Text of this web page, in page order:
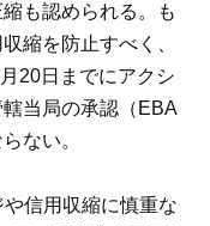
も認められる。も
縮を防止すべく、
20日までにアクシ
当局の承認（EBA
ない。
信用収縮に慎重な